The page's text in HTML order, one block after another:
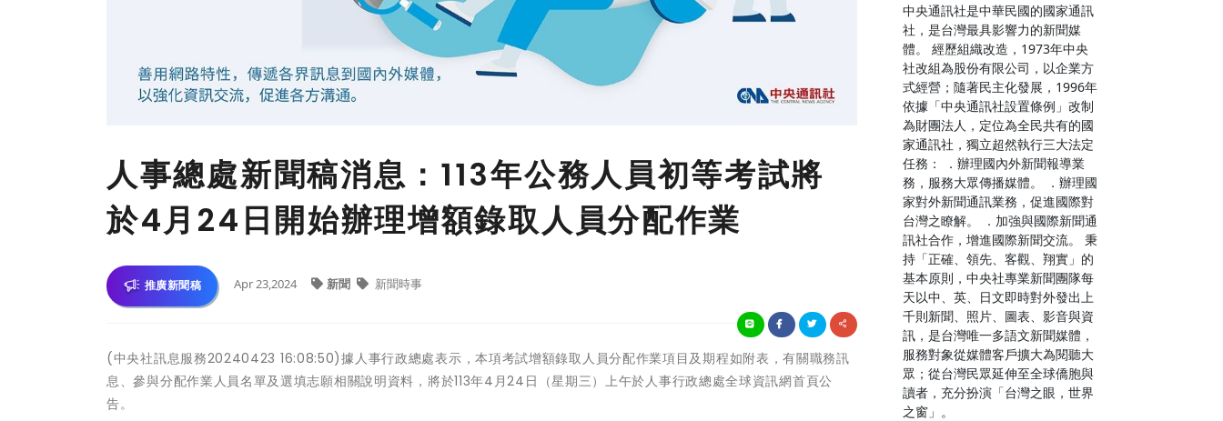
人事總處新聞稿消息：113年公務人員初等考試將
於4月24日開始辦理增額錄取人員分配作業
推廣新聞稿 Apr 23,2024 新聞 新聞時事
(中央社訊息服務20240423 16:08:50)據人事行政總處表示，本項考試增額錄取人員分配作業項目及期程如附表，有關職務訊
息、參與分配作業人員名單及選填志願相關說明資料，將於113年4月24日（星期三）上午於人事行政總處全球資訊網首頁公
告。
中央通訊社是中華民國的國家通訊
社，是台灣最具影響力的新聞媒
體。 經歷組織改造，1973年中央
社改組為股份有限公司，以企業方
式經營；隨著民主化發展，1996年
依據「中央通訊社設置條例」改制
為財團法人，定位為全民共有的國
家通訊社，獨立超然執行三大法定
任務： ．辦理國內外新聞報導業
務，服務大眾傳播媒體。 ．辦理國
家對外新聞通訊業務，促進國際對
台灣之瞭解。 ．加強與國際新聞通
訊社合作，增進國際新聞交流。 秉
持「正確、領先、客觀、翔實」的
基本原則，中央社專業新聞團隊每
天以中、英、日文即時對外發出上
千則新聞、照片、圖表、影音與資
訊，是台灣唯一多語文新聞媒體，
服務對象從媒體客戶擴大為閱聽大
眾；從台灣民眾延伸至全球僑胞與
讀者，充分扮演「台灣之眼，世界
之窗」。